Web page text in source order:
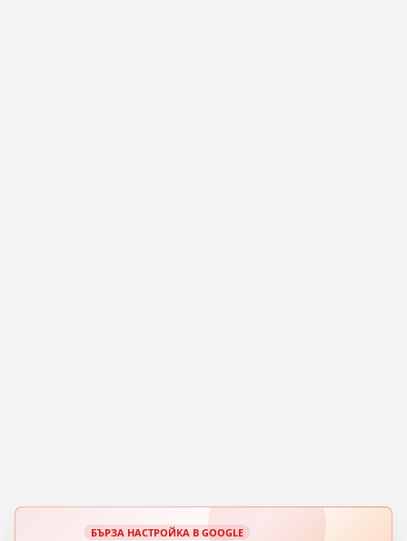
БЪРЗА НАСТРОЙКА В GOOGLE